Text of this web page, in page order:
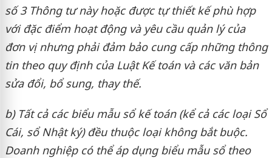
số 3 Thông tư này hoặc được tự thiết kế phù hợp
với đặc điểm hoạt động và yêu cầu quản lý của
đơn vị nhưng phải đảm bảo cung cấp những thông
tin theo quy định của Luật Kế toán và các văn bản
sửa đổi, bổ sung, thay thế.
b) Tất cả các biểu mẫu sổ kế toán (kể cả các loại Sổ
Cái, sổ Nhật ký) đều thuộc loại không bắt buộc.
Doanh nghiệp có thể áp dụng biểu mẫu sổ theo